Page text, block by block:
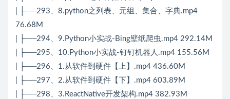
| ├──293、8.python之列表、元组、集合、字典.mp4
76.68M
| ├──294、9.Python小实战-Bing壁纸爬虫.mp4 292.14M
| ├──295、10.Python小实战-钉钉机器人.mp4 155.56M
| ├──296、1.从软件到硬件【上】.mp4 436.60M
| ├──297、2.从软件到硬件【下】.mp4 603.89M
| ├──298、3.ReactNative开发架构.mp4 382.93M